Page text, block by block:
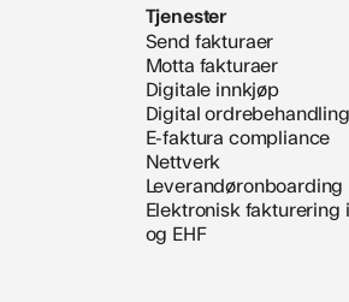
Tjenester
Send fakturaer
Motta fakturaer
Digitale innkjøp
Digital ordrebehandling
E-faktura compliance
Nettverk
Leverandøronboarding
Elektronisk fakturering
og EHF